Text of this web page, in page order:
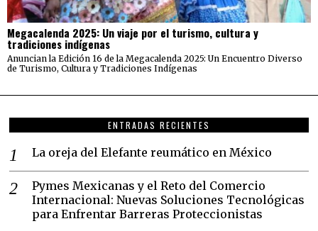
Megacalenda 2025: Un viaje por el turismo, cultura y
tradiciones indígenas
Anuncian la Edición 16 de la Megacalenda 2025: Un Encuentro Diverso
de Turismo, Cultura y Tradiciones Indígenas
ENTRADAS RECIENTES
La oreja del Elefante reumático en México
Pymes Mexicanas y el Reto del Comercio
Internacional: Nuevas Soluciones Tecnológicas
para Enfrentar Barreras Proteccionistas